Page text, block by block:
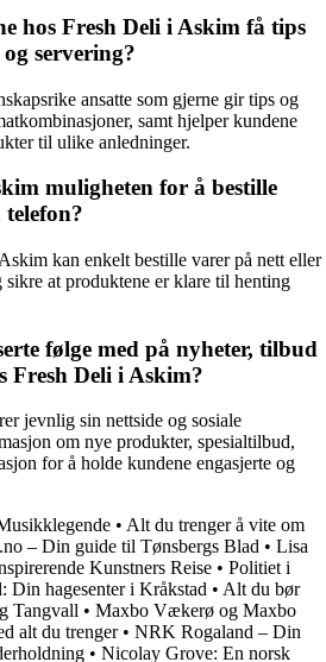
hos Fresh Deli i Askim få tips
servering?
ansatte som gjerne gir tips og
samt hjelper kundene
til ulike anledninger.
muligheten for å bestille
kan enkelt bestille varer på nett eller
at produktene er klare til henting
følge med på nyheter, tilbud
Fresh Deli i Askim?
jevnlig sin nettside og sosiale
om nye produkter, spesialtilbud,
for å holde kundene engasjerte og
• Alt du trenger å vite om
– Din guide til Tønsbergs Blad • Lisa
Kunstners Reise • Politiet i
Din hagesenter i Kråkstad • Alt du bør
Tangvall • Maxbo Vækerø og Maxbo
alt du trenger• NRK Rogaland – Din
• Nicolay Grove: En norsk